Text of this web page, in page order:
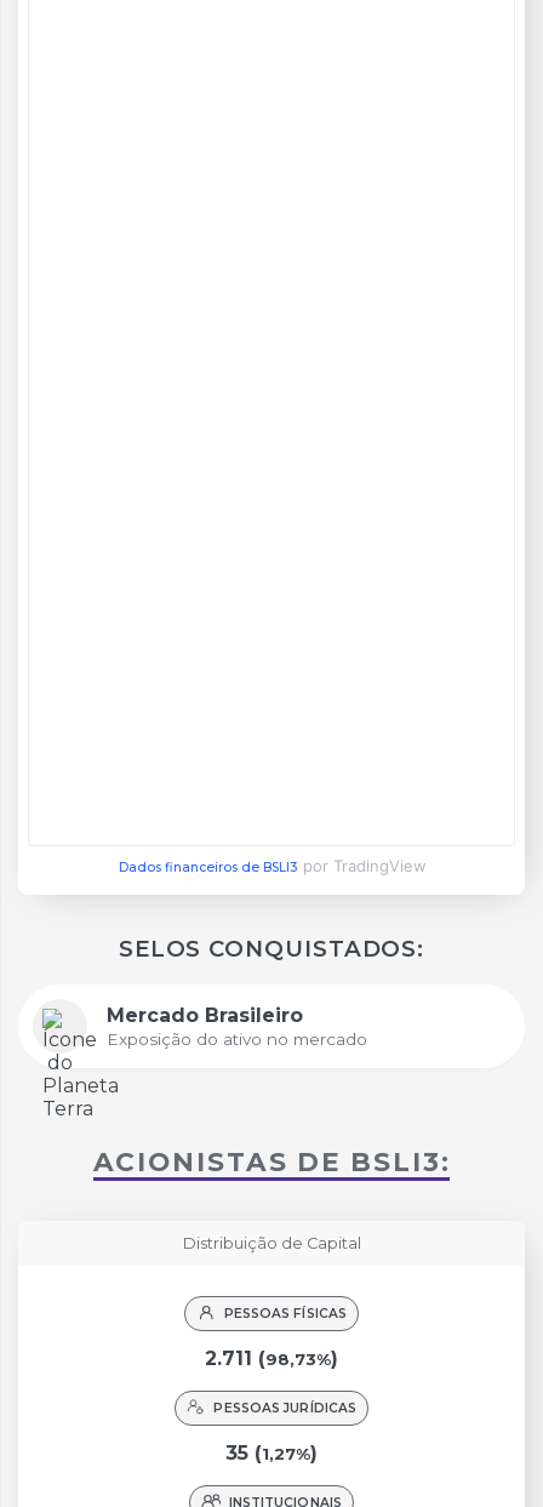
Dados financeiros de BSLI3 por TradingView
SELOS CONQUISTADOS:
Mercado Brasileiro
Exposição do ativo no mercado
ACIONISTAS DE BSLI3:
Distribuição de Capital
PESSOAS FÍSICAS
2.711 (98,73%)
PESSOAS JURÍDICAS
35 (1,27%)
INSTITUCIONAIS